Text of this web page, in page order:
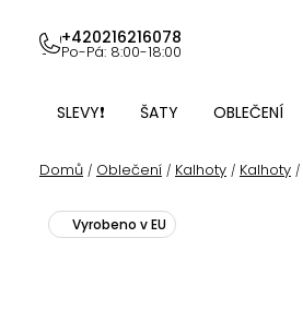
obsah
+420216216078
Po-Pá: 8:00-18:00
SLEVY❗ ŠATY OBLEČENÍ
Domů / Oblečení / Kalhoty / Kalhoty /
Vyrobeno v EU